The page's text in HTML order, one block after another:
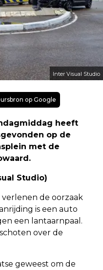
Inter Visual Studio
op Google
heeft
op de
met de
Studio)
de oorzaak
is een auto
een lantaarnpaal.
over de
geweest om de